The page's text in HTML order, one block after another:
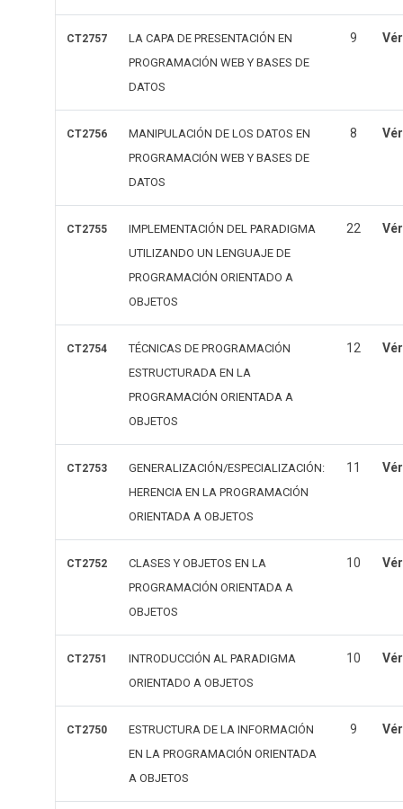
CT2757
LA CAPA DE PRESENTACIÓN EN
PROGRAMACIÓN WEB Y BASES DE
DATOS
9
CT2756
MANIPULACIÓN DE LOS DATOS EN
PROGRAMACIÓN WEB Y BASES DE
DATOS
8
CT2755
IMPLEMENTACIÓN DEL PARADIGMA
UTILIZANDO UN LENGUAJE DE
PROGRAMACIÓN ORIENTADO A
OBJETOS
22
CT2754
TÉCNICAS DE PROGRAMACIÓN
ESTRUCTURADA EN LA
PROGRAMACIÓN ORIENTADA A
OBJETOS
12
CT2753
GENERALIZACIÓN/ESPECIALIZACIÓN:
HERENCIA EN LA PROGRAMACIÓN
ORIENTADA A OBJETOS
11
CT2752
CLASES Y OBJETOS EN LA
PROGRAMACIÓN ORIENTADA A
OBJETOS
10
CT2751
INTRODUCCIÓN AL PARADIGMA
ORIENTADO A OBJETOS
10
CT2750
ESTRUCTURA DE LA INFORMACIÓN
EN LA PROGRAMACIÓN ORIENTADA
A OBJETOS
9